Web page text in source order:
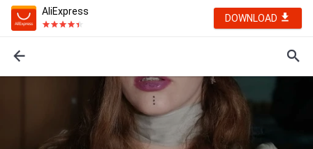
AliExpress
DOWNLOAD